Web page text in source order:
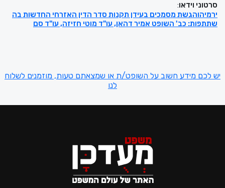
סרטוני וידאו:
ירמיהוהגשת מסמכים בעידן תקנות סדר הדין האזרחי החדשות בה
שתתפות: כב' השופט אמיר דהאן, עו"ד מוטי חזיזה, עו"ד סם
יש לכם מידע חשוב על השופט/ת או שמצאתם טעות, מוזמנים לשלוח
לנו